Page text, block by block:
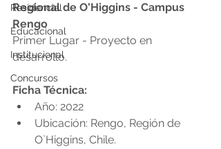
Residencial
Educacional
Institucional
Concursos
Regional de O'Higgins - Campus
Rengo
Primer Lugar - Proyecto en
desarrollo.
Ficha Técnica:
Año: 2022
Ubicación: Rengo, Región de
O`Higgins, Chile.